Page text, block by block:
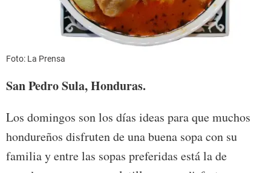
Foto: La Prensa
San Pedro Sula, Honduras.
Los domingos son los días ideas para que muchos
hondureños disfruten de una buena sopa con su
familia y entre las sopas preferidas está la de